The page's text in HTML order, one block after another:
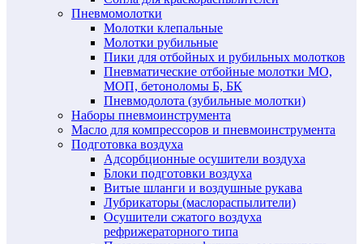
Пневмомолотки
Молотки клепальные
Молотки рубильные
Пики для отбойных и рубильных молотков
Пневматические отбойные молотки МО,
МОП, бетоноломы Б, БК
Пневмодолота (зубильные молотки)
Наборы пневмоинструмента
Масло для компрессоров и пневмоинструмента
Подготовка воздуха
Адсорбционные осушители воздуха
Блоки подготовки воздуха
Витые шланги и воздушные рукава
Лубрикаторы (маслораспылители)
Осушители сжатого воздуха
рефрижераторного типа